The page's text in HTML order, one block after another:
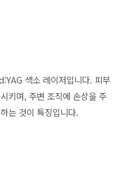
색소 레이저입니다. 피부
키며, 주변 조직에 손상을 주
는 것이 특징입니다.